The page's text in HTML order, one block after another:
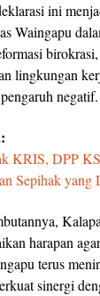
ini
Waingapu
lingkungan
negatif.
KRIS, DPP
Sepihak yang
harapan
terus
sinergi